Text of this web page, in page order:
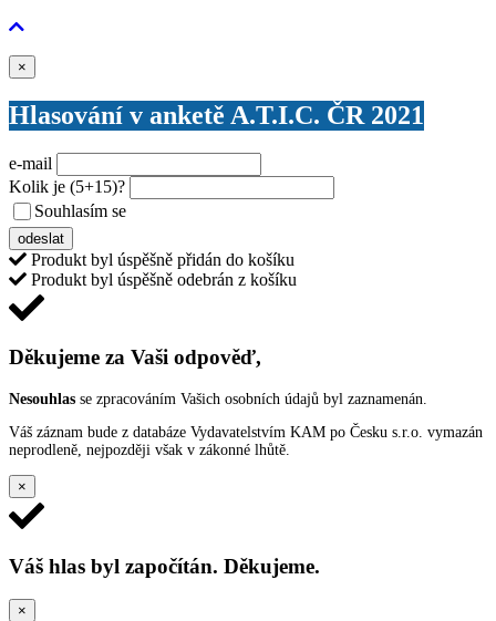
×
Hlasování v anketě A.T.I.C. ČR 2021
e-mail
Kolik je (5+15)?
Souhlasím se
odeslat
Produkt byl úspěšně přidán do košíku
Produkt byl úspěšně odebrán z košíku
Děkujeme za Vaši odpověď,
Nesouhlas se zpracováním Vašich osobních údajů byl zaznamenán.
Váš záznam bude z databáze Vydavatelstvím KAM po Česku s.r.o. vymazán
neprodleně, nejpozději však v zákonné lhůtě.
×
Váš hlas byl započítán. Děkujeme.
×